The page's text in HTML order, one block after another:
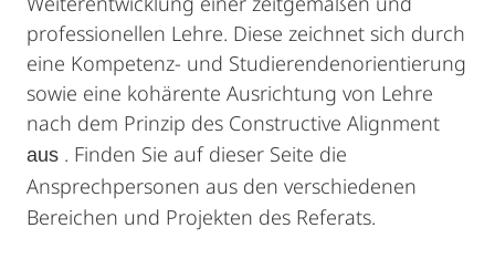
professionellen Lehre. Diese zeichnet sich durch
eine Kompetenz- und Studierendenorientierung
sowie eine kohärente Ausrichtung von Lehre
nach dem Prinzip des Constructive Alignment
aus . Finden Sie auf dieser Seite die
Ansprechpersonen aus den verschiedenen
Bereichen und Projekten des Referats.